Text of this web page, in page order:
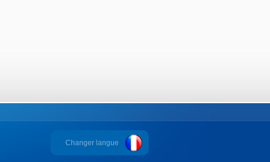
Changer langue